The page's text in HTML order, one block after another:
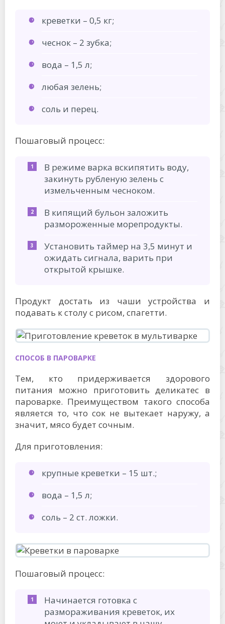
креветки – 0,5 кг;
чеснок – 2 зубка;
вода – 1,5 л;
любая зелень;
соль и перец.
Пошаговый процесс:
В режиме варка вскипятить воду,
закинуть рубленую зелень с
измельченным чесноком.
В кипящий бульон заложить
размороженные морепродукты.
Установить таймер на 3,5 минут и
ожидать сигнала, варить при
открытой крышке.
Продукт достать из чаши устройства и
подавать к столу с рисом, спагетти.
СПОСОБ В ПАРОВАРКЕ
Тем, кто придерживается здорового
питания можно приготовить деликатес в
пароварке. Преимуществом такого способа
является то, что сок не вытекает наружу, а
значит, мясо будет сочным.
Для приготовления:
крупные креветки – 15 шт.;
вода – 1,5 л;
соль – 2 ст. ложки.
Пошаговый процесс:
Начинается готовка с
размораживания креветок, их